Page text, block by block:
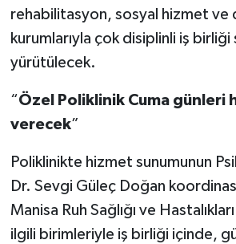
rehabilitasyon, sosyal hizmet ve
kurumlarıyla çok disiplinli iş birliği
yürütülecek.
“Özel Poliklinik Cuma günleri
verecek”
Poliklinikte hizmet sunumunun
Dr. Sevgi Güleç Doğan
Manisa Ruh Sağlığı ve
ilgili birimleriyle iş birliği içinde,